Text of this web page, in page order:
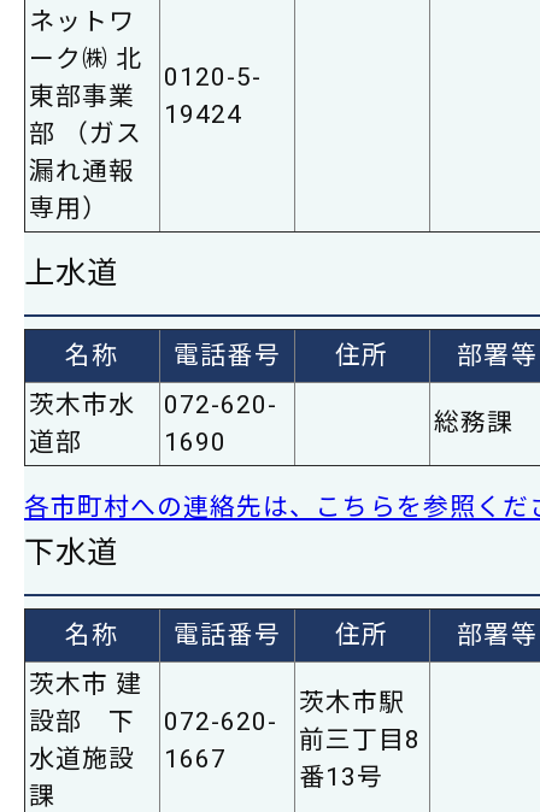
ネットワ
ーク㈱ 北
東部事業
部 （ガス
漏れ通報
専用）
0120-5-
19424
上水道
名称 電話番号 住所
部署等
茨木市水
道部
072-620-
1690
総務課
各市町村への連絡先は、こちらを参照くだ
下水道
名称 電話番号 住所
部署等
茨木市 建
設部 下
水道施設
課
072-620-
1667
茨木市駅
前三丁目8
番13号